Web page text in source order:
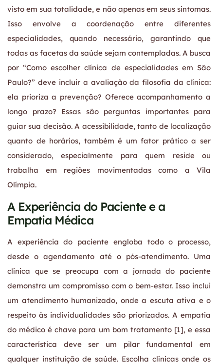
visto em sua totalidade, e não apenas em seus sintomas.
Isso envolve a coordenação entre diferentes
especialidades, quando necessário, garantindo que
todas as facetas da saúde sejam contempladas. A busca
por “Como escolher clínica de especialidades em São
Paulo?” deve incluir a avaliação da filosofia da clínica:
ela prioriza a prevenção? Oferece acompanhamento a
longo prazo? Essas são perguntas importantes para
guiar sua decisão. A acessibilidade, tanto de localização
quanto de horários, também é um fator prático a ser
considerado, especialmente para quem reside ou
trabalha em regiões movimentadas como a Vila
Olímpia.
A Experiência do Paciente e a
Empatia Médica
A experiência do paciente engloba todo o processo,
desde o agendamento até o pós-atendimento. Uma
clínica que se preocupa com a jornada do paciente
demonstra um compromisso com o bem-estar. Isso inclui
um atendimento humanizado, onde a escuta ativa e o
respeito às individualidades são priorizados. A empatia
do médico é chave para um bom tratamento [1], e essa
característica deve ser um pilar fundamental em
qualquer instituição de saúde. Escolha clínicas onde os